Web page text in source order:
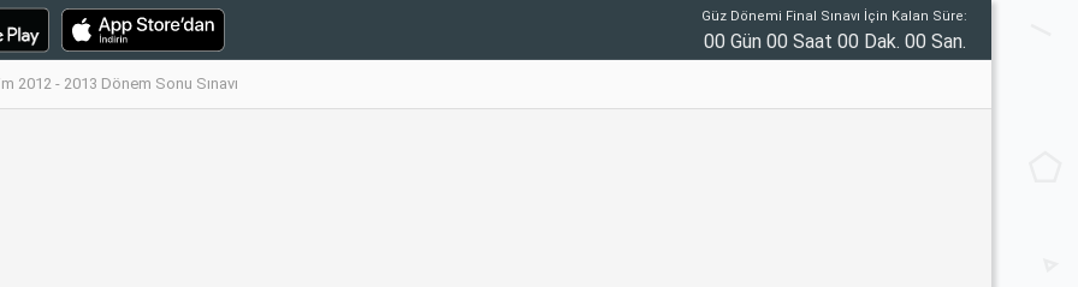
Güz Dönemi Final Sınavı İçin Kalan Süre:
00 Gün 00 Saat 00 Dak. 00 San.
2012 - 2013 Dönem Sonu Sınavı